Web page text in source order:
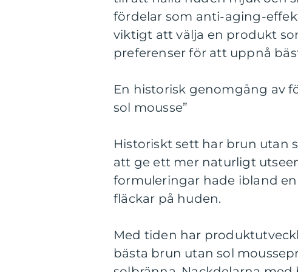
fördelar som anti-aging-
viktigt att välja en produkt
preferenser för att uppnå
En historisk genomgång av
sol mousse”
Historiskt sett har brun utan
att ge ett mer naturligt
formuleringar hade ibland
fläckar på huden.
Med tiden har
bästa brun utan sol